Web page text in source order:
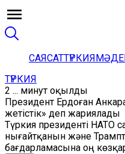
САЯСАТТҮРКИЯ
ТҮРКИЯ
2 ... минут оқылды
Президент Ердоған
жетістік» деп жариялады
Түркия президенті НАТО
нығайтқанын және
бағдарламасына оң